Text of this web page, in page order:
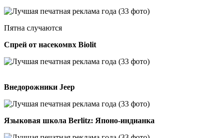
Пятна случаются
Спрей от насекомвх Biolit
Внедорожники Jeep
Языковая школа Berlitz: Японо-индианка